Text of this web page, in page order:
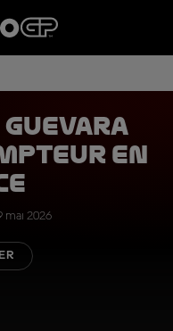
Guevara
en
mai 2026